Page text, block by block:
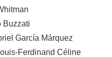
Buzzati
García Márquez
Ferdinand Céline